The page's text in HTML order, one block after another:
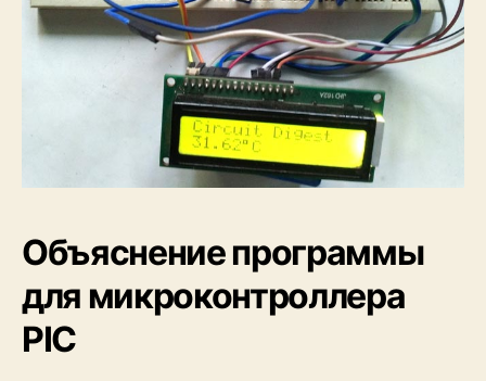
Объяснение программы
для микроконтроллера
PIC